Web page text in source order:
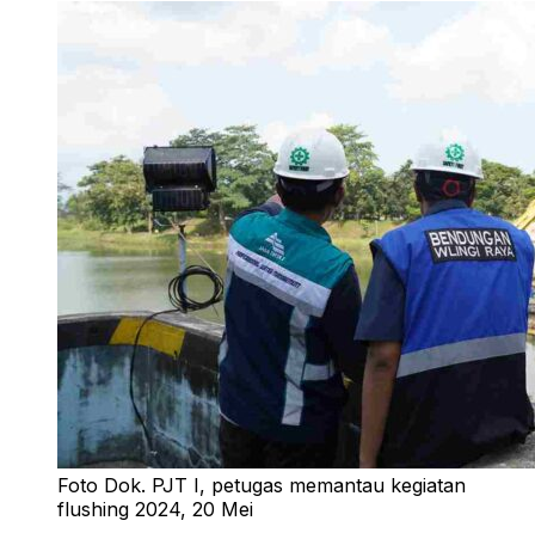
Foto Dok. PJT I, petugas memantau kegiatan
flushing 2024, 20 Mei